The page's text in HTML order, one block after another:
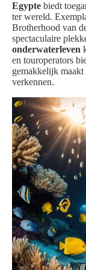
Egypte biedt
ter wereld.
Brotherhood van
spectaculaire
onderwaterleven
en touroperators
gemakkelijk maakt
verkennen.